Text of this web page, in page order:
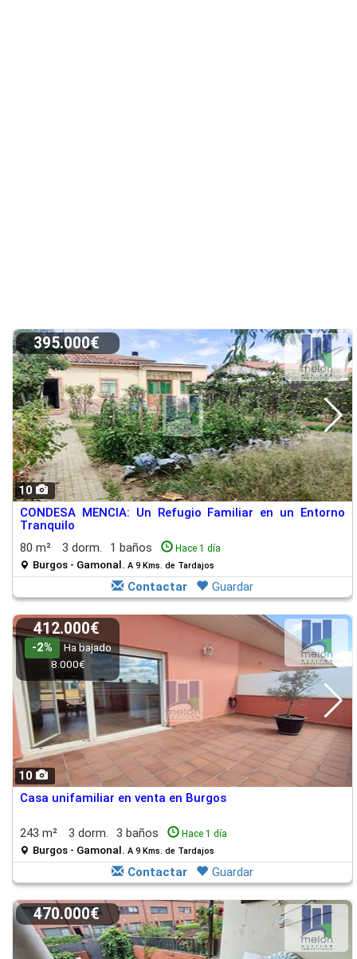
10
395.000€
CONDESA MENCIA: Un Refugio Familiar en un Entorno
Tranquilo
80 m²
3 dorm. 1 baños Hace 1 día
Burgos - Gamonal. A 9 Kms. de Tardajos
Contactar Guardar
10
412.000€
-2%
Ha bajado
8.000€
Casa unifamiliar en venta en Burgos
243 m² 3 dorm. 3 baños Hace 1 día
Burgos - Gamonal. A 9 Kms. de Tardajos
Contactar Guardar
470.000€